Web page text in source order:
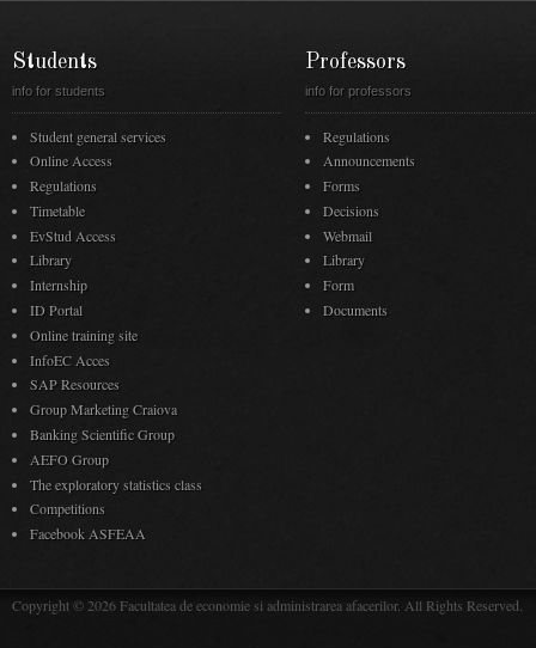
Students
info for students
Student general services
Online Access
Regulations
Timetable
EvStud Access
Library
Internship
ID Portal
Online training site
InfoEC Acces
SAP Resources
Group Marketing Craiova
Banking Scientific Group
AEFO Group
The exploratory statistics class
Competitions
Facebook ASFEAA
Professors
info for professors
Regulations
Announcements
Forms
Decisions
Webmail
Library
Form
Documents
Copyright © 2026 Facultatea de economie si administrarea afacerilor. All Rights Reserved.